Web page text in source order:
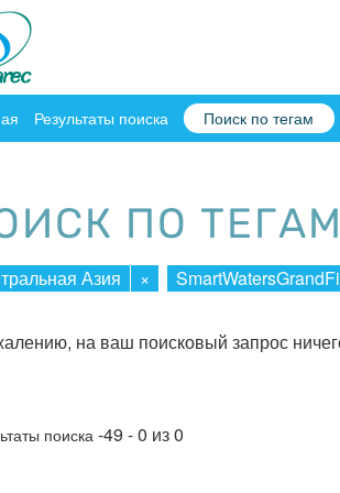
Результаты поиска Поиск по тегам
ПО ТЕГАМ
Азия ×
на ваш поисковый запрос
поиска -49 - 0 из 0